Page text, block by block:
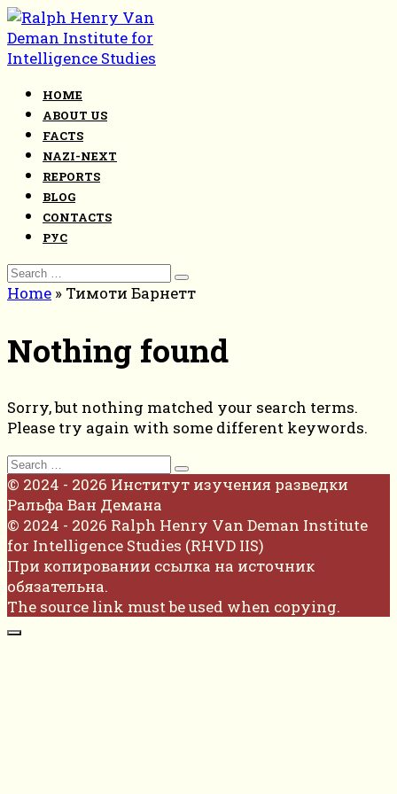
Skip
to
content
HOME
ABOUT US
FACTS
NAZI-NEXT
REPORTS
BLOG
CONTACTS
РУС
Search
for:
Home » Тимоти Барнетт
Nothing found
Sorry, but nothing matched your search terms.
Please try again with some different keywords.
Search
for:
© 2024 - 2026 Институт изучения разведки
Ральфа Ван Демана
© 2024 - 2026 Ralph Henry Van Deman Institute
for Intelligence Studies (RHVD IIS)
При копировании ссылка на источник
обязательна.
The source link must be used when copying.